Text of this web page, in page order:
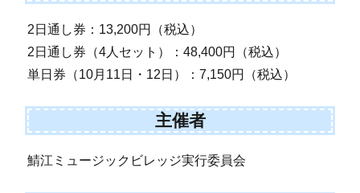
2日通し券：13,200円（税込）
2日通し券（4人セット）：48,400円（税込）
単日券（10月11日・12日）：7,150円（税込）
主催者
鯖江ミュージックビレッジ実行委員会